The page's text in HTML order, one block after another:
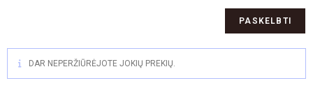
DAR NEPERŽIŪRĖJOTE JOKIŲ PREKIŲ.